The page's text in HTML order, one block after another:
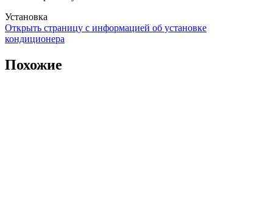
Установка
Открыть страницу с информацией об установке
кондиционера
Похожие